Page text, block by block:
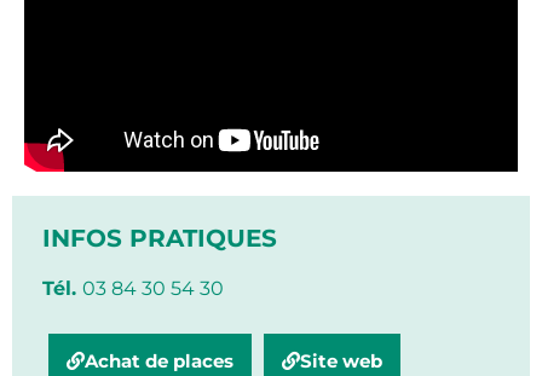
INFOS PRATIQUES
Tél. 03 84 30 54 30
Achat de places Site web